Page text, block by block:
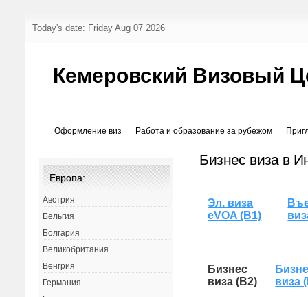
Today's date: Friday Aug 07 2026
Кемеровский Визовый
Оформление виз Работа и образование за рубежом
Бизнес виза в
Эл. виза
eVOA (B1)
Бизнес
виза (B2)
виза
Европа:
Австрия
Бельгия
Болгария
Великобритания
Венгрия
Германия